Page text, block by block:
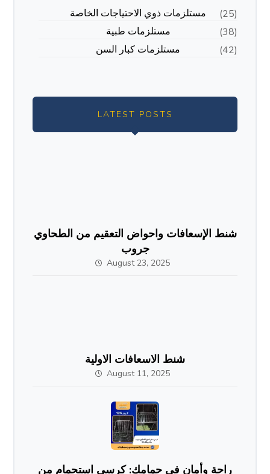
مستلزمات ذوي الاحتياجات الخاصة
(25)
مستلزمات طبية
(38)
مستلزمات كبار السن
(42)
LATEST POSTS
شنط الإسعافات واحواض التعقيم من الطحاوي
جروب
August 23, 2025
شنط الاسعافات الاولية
August 11, 2025
راحة وأمان في حمامك: كرسي استحمام من